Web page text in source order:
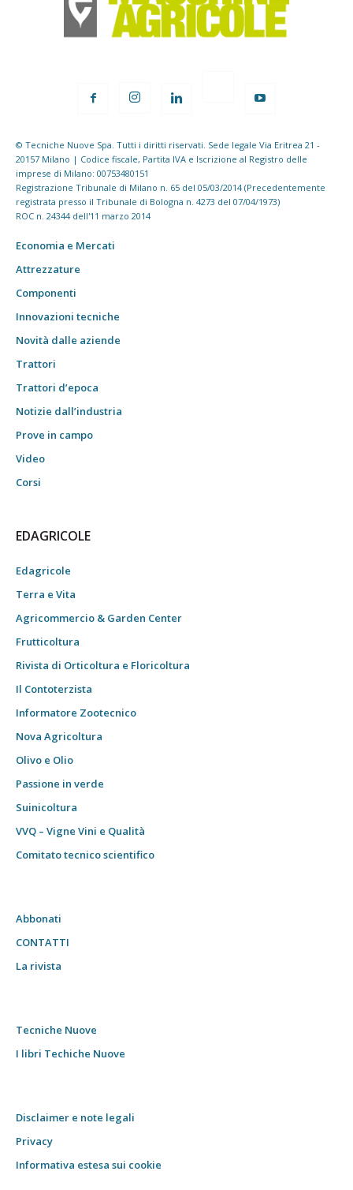
© Tecniche Nuove Spa. Tutti i diritti riservati. Sede legale Via Eritrea 21 -
20157 Milano | Codice fiscale, Partita IVA e Iscrizione al Registro delle
imprese di Milano: 00753480151
Registrazione Tribunale di Milano n. 65 del 05/03/2014 (Precedentemente
registrata presso il Tribunale di Bologna n. 4273 del 07/04/1973)
ROC n. 24344 dell'11 marzo 2014
Economia e Mercati
Attrezzature
Componenti
Innovazioni tecniche
Novità dalle aziende
Trattori
Trattori d’epoca
Notizie dall’industria
Prove in campo
Video
Corsi
EDAGRICOLE
Edagricole
Terra e Vita
Agricommercio & Garden Center
Frutticoltura
Rivista di Orticoltura e Floricoltura
Il Contoterzista
Informatore Zootecnico
Nova Agricoltura
Olivo e Olio
Passione in verde
Suinicoltura
VVQ – Vigne Vini e Qualità
Comitato tecnico scientifico
Abbonati
CONTATTI
La rivista
Tecniche Nuove
I libri Techiche Nuove
Disclaimer e note legali
Privacy
Informativa estesa sui cookie